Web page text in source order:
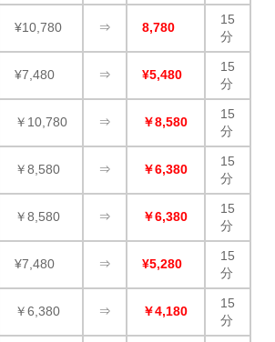
¥10,780 ⇒ 8,780
15
分
¥7,480 ⇒ ¥5,480
15
分
￥10,780 ⇒ ￥8,580
15
分
￥8,580 ⇒ ￥6,380
15
分
￥8,580 ⇒ ￥6,380
15
分
¥7,480 ⇒ ¥5,280
15
分
￥6,380 ⇒ ￥4,180
15
分